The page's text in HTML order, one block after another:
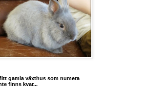
gamla växthus som numera
finns kvar...